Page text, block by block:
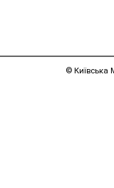
© Київська